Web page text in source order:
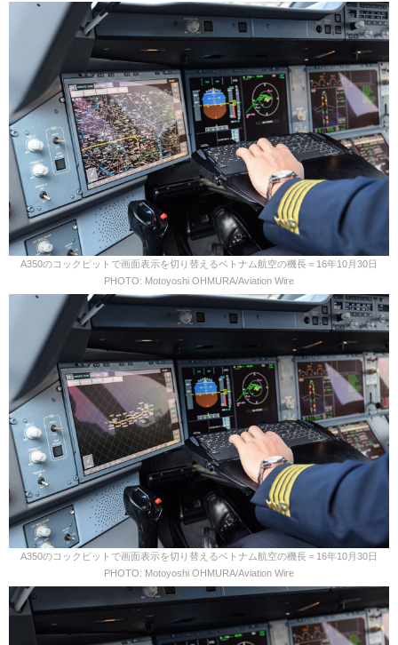
A350のコックピットで画面表示を切り替えるベトナム航空の機長＝16年10月30日
PHOTO: Motoyoshi OHMURA/Aviation Wire
A350のコックピットで画面表示を切り替えるベトナム航空の機長＝16年10月30日
PHOTO: Motoyoshi OHMURA/Aviation Wire